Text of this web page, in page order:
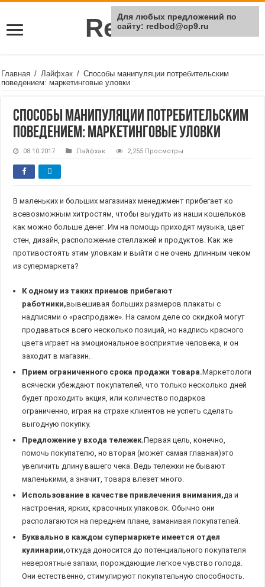
Rei Red
Главная / Лайфхак / Способы манипуляции потребительским
поведением: маркетинговые уловки
Способы манипуляции потребительским
поведением: маркетинговые уловки
08.10.2017 Лайфхак 2,255 Просмотры
В маленьких и больших магазинах менеджмент прибегает ко
всевозможным хитростям, чтобы выудить из наши кошельков
как можно больше денег. Им на помощь приходят музыка, цвет
стен, дизайн, расположение стеллажей и продуктов. Как же
противостоять этим уловкам и выйти с не очень длинным чеком
из супермаркета?
К одному из таких приемов прибегают
работники,вывешивая больших размеров плакаты с
надписями о «распродаже». На самом деле со скидкой могут
продаваться всего несколько позиций, но надпись красного
цвета играет на эмоциональное восприятие человека, и он
заходит в магазин.
Прием ограниченного срока продажи товара.Маркетологи
всячески убеждают покупателей, что только несколько дней
будет проходить акция, или количество подарков
ограниченно, играя на страхе клиентов не успеть сделать
выгодную покупку.
Предложение у входа тележек.Первая цель, конечно,
помочь покупателю, но вторая (может самая главная)это
увеличить длину вашего чека. Ведь тележки не бывают
маленькими, а значит, товара влезет много.
Использование в качестве привлечения внимания,да и
настроения, ярких, красочных упаковок. Обычно они
располагаются на переднем плане, заманивая покупателей.
Буквально в каждом супермаркете имеется отдел
кулинарии,откуда доносится до потенциального покупателя
невероятные запахи, порождающие легкое чувство голода.
Они естественно, стимулируют покупательную способность.
Для любых предложений по
сайту: redbod@cp9.ru